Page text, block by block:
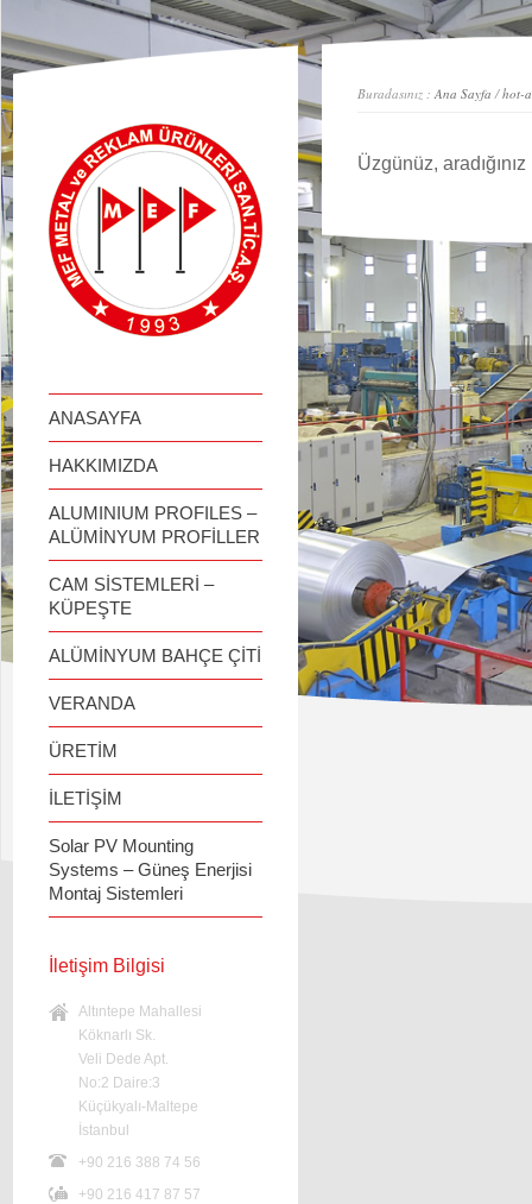
займ онлайн
ANASAYFA
HAKKIMIZDA
ALUMINIUM PROFILES –
ALÜMİNYUM PROFİLLER
CAM SİSTEMLERİ –
KÜPEŞTE
ALÜMİNYUM BAHÇE ÇİTİ
VERANDA
ÜRETİM
İLETİŞİM
Solar PV Mounting
Systems – Güneş Enerjisi
Montaj Sistemleri
İletişim Bilgisi
Altıntepe Mahallesi
Köknarlı Sk.
Veli Dede Apt.
No:2 Daire:3
Küçükyalı-Maltepe
İstanbul
+90 216 388 74 56
+90 216 417 87 57
Buradasınız :Ana Sayfa /hot-
Üzgünüz,